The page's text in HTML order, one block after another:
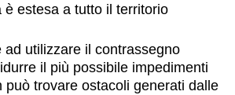
è estesa a tutto il territorio
ad utilizzare il contrassegno
il più possibile impedimenti
può trovare ostacoli generati dalle